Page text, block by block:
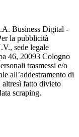
Business Digital -
la pubblicità
sede legale
46, 20093 Cologno
trasmessi e/o
all’addestramento di
altresì fatto divieto
scraping.